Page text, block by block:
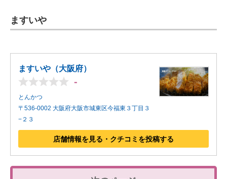
ますいや
ますいや（大阪府）
-
とんかつ
〒536-0002 大阪府大阪市城東区今福東３丁目３
−２３
店舗情報を見る・クチコミを投稿する